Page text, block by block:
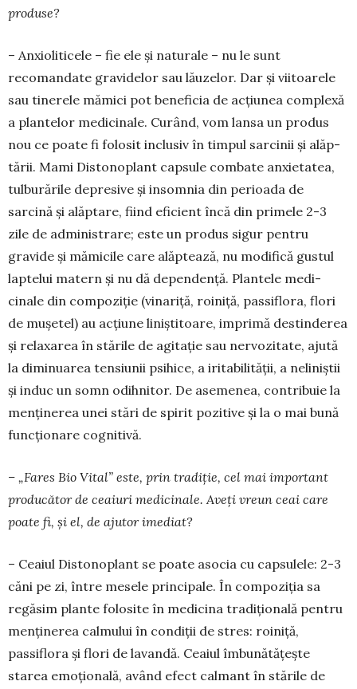
produse?
– Anxioliticele – fie ele și naturale – nu le sunt
recomandate gravidelor sau lău­zelor. Dar și viitoa­rele
sau tinerele mămici pot beneficia de acțiunea com­plexă
a plantelor medicinale. Curând, vom lansa un produs
nou ce poate fi folosit inclusiv în timpul sarcinii și alăp­
tării. Mami Distonoplant capsule com­bate anxietatea,
tulburările depresive și insomnia din perioada de
sarcină şi alăptare, fiind eficient încă din primele 2-3
zile de administrare; este un produs sigur pentru
gravide şi mămicile care alăptează, nu modifică gustul
laptelui matern și nu dă dependență. Plantele medi­
cinale din compoziție (vinariță, roi­niță, passiflora, flori
de mușetel) au acțiune liniștitoare, imprimă destinderea
și relaxarea în stă­rile de agitație sau nervozitate, ajută
la diminuarea tensiunii psihice, a iritabilității, a neli­niș­tii
și induc un somn odih­nitor. De asemenea, contribuie la
menținerea unei stări de spirit pozitive și la o mai bună
func­ționare cognitivă.
– „Fares Bio Vital” este, prin tradiție, cel mai important
producător de ceaiuri medicinale. Aveți vreun ceai care
poate fi, și el, de ajutor imediat?
– Ceaiul Distonoplant se poate asocia cu capsu­lele: 2-3
căni pe zi, între mesele principale. În compoziția sa
regăsim plante folosite în medi­cina tradițională pentru
menținerea calmului în condiții de stres: roiniță,
passiflora și flori de la­vandă. Cea­iul îmbunătățește
starea emoțională, având efect calmant în stările de